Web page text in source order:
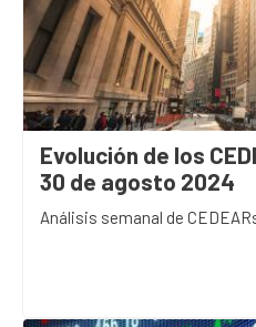
Evolución de los
30 de agosto 2024
Análisis semanal de